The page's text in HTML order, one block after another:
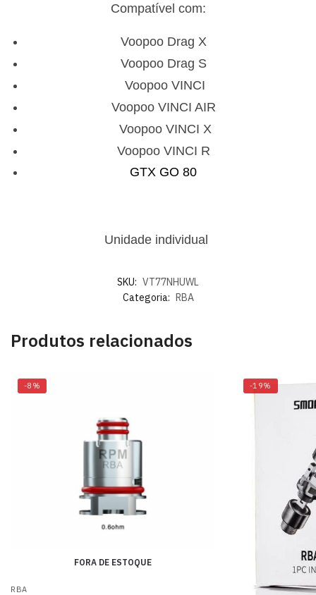
Compatível com:
Voopoo Drag X
Voopoo Drag S
Voopoo VINCI
Voopoo VINCI AIR
Voopoo VINCI X
Voopoo VINCI R
GTX GO 80
Unidade individual
SKU: VT77NHUWL
Categoria: RBA
Produtos relacionados
-8%
FORA DE ESTOQUE
RBA
-19%